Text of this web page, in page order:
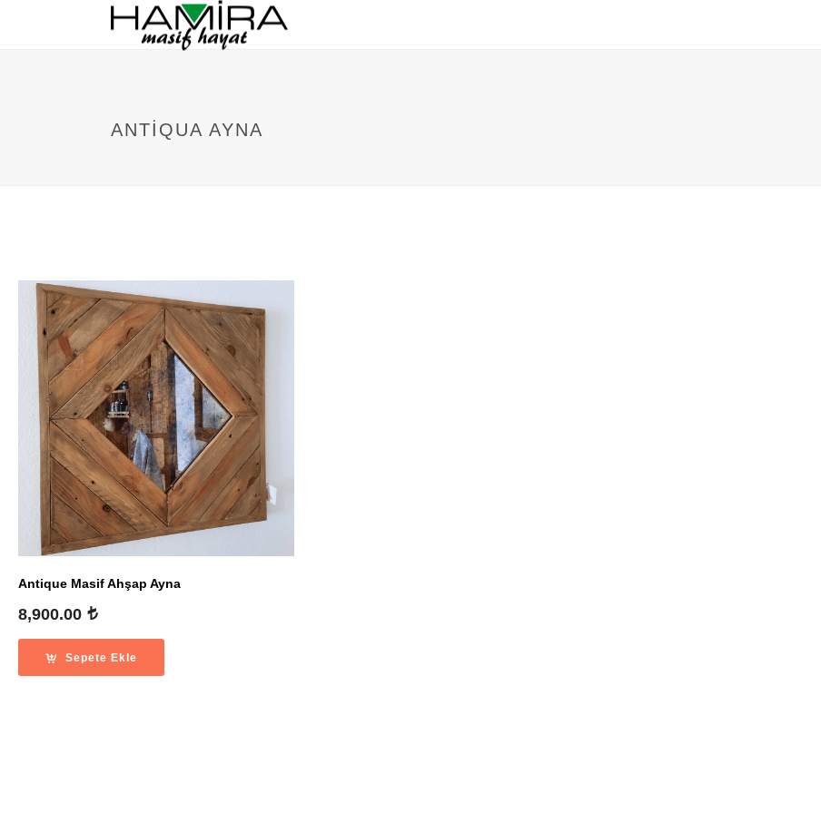
ANTIQUA AYNA
Antique Masif Ahşap Ayna
8,900.00
Sepete Ekle